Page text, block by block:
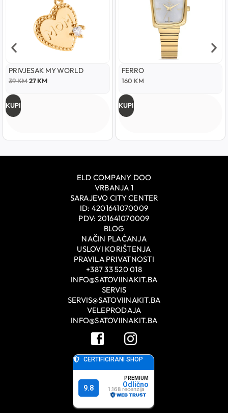
PRIVJESAK MY WORLD
39KM27KM
KUPI
FERRO
160 KM
KUPI
ELD COMPANY DOO
VRBANJA 1
SARAJEVO CITY CENTER
ID: 4201641070009
PDV: 201641070009
BLOG
NAČIN PLAĆANJA
USLOVI KORIŠTENJA
PRAVILA PRIVATNOSTI
+387 33 520 018
INFO@SATOVIINAKIT.BA
SERVIS
SERVIS@SATOVIINAKIT.BA
VELEPRODAJA
INFO@SATOVIINAKIT.BA